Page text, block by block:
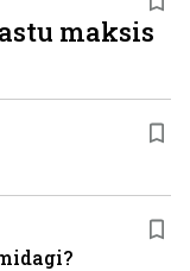
maksis